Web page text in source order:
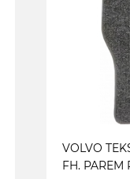
VOLVO
FH. PAREM